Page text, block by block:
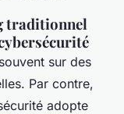
traditionnel
sur des
Par contre,
adopte